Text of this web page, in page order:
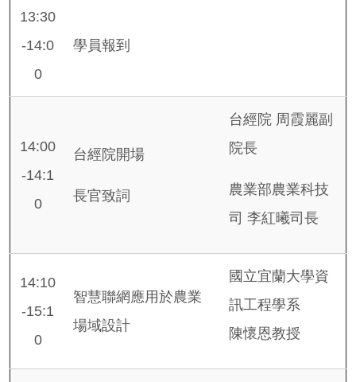
13:30
-14:0
0
學員報到
14:00
-14:1
0
台經院開場
長官致詞
台經院 周霞麗副
院長
農業部農業科技
司 李紅曦司長
14:10
-15:1
0
智慧聯網應用於農業
場域設計
國立宜蘭大學資
訊工程學系
陳懷恩教授